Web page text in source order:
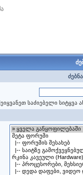
საძიებელი სიტყვა